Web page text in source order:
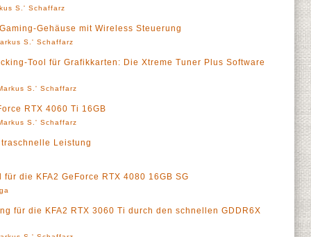
S.' Schaffarz
Gehäuse mit Wireless Steuerung
S.' Schaffarz
Tool für Grafikkarten: Die Xtreme Tuner Plus Software
S.' Schaffarz
RTX 4060 Ti 16GB
S.' Schaffarz
Leistung
die KFA2 GeForce RTX 4080 16GB SG
für die KFA2 RTX 3060 Ti durch den schnellen GDDR6X